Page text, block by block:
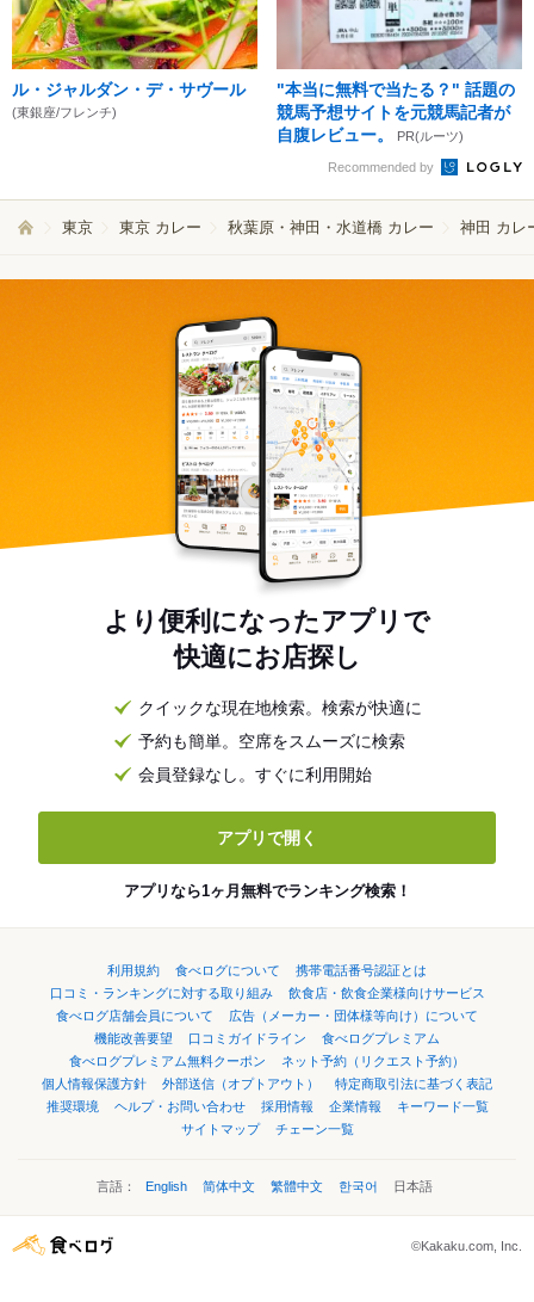
ル・ジャルダン・デ・サヴール
(東銀座/フレンチ)
"本当に無料で当たる？" 話題の
競馬予想サイトを元競馬記者が
自腹レビュー。
PR(ルーツ)
Recommended by
東京 東京 カレー 秋葉原・神田・水道橋 カレー 神田 カレ
より便利になったアプリで
快適にお店探し
クイックな現在地検索。検索が快適に
予約も簡単。空席をスムーズに検索
会員登録なし。すぐに利用開始
アプリで開く
アプリなら1ヶ月無料でランキング検索！
利用規約 食べログについて
携帯電話番号認証とは
口コミ・ランキングに対する取り組み
飲食店・飲食企業様向けサービス
食べログ店舗会員について
広告（メーカー・団体様等向け）について
機能改善要望
口コミガイドライン
食べログプレミアム
食べログプレミアム無料クーポン
ネット予約（リクエスト予約）
個人情報保護方針
外部送信（オプトアウト）
特定商取引法に基づく表記
推奨環境
ヘルプ・お問い合わせ 採用情報 企業情報
キーワード一覧
サイトマップ
チェーン一覧
言語： English 简体中文 繁體中文 한국어 日本語
©Kakaku.com, Inc.